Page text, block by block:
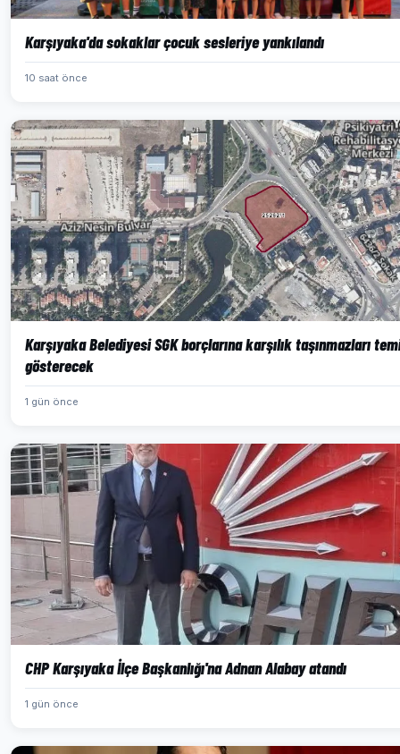
Karşıyaka'da sokaklar çocuk sesleriye yankılandı
10 saat önce
Karşıyaka Belediyesi SGK borçlarına karşılık taşınmazları
gösterecek
1 gün önce
CHP Karşıyaka İlçe Başkanlığı'na Adnan Alabay atandı
1 gün önce